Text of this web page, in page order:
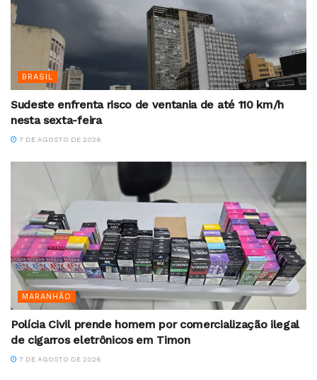
BRASIL
Sudeste enfrenta risco de ventania de até 110 km/h
nesta sexta-feira
7 DE AGOSTO DE 2026
MARANHÃO
Polícia Civil prende homem por comercialização ilegal
de cigarros eletrônicos em Timon
7 DE AGOSTO DE 2026